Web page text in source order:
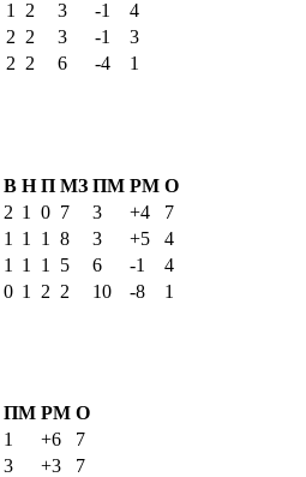
1 2 3 -1
4
2 2 3 -1
3
2 2 6 -4
1
В Н П МЗ ПМ РМ О
2 1 0 7 3 +4
7
1 1 1 8 3 +5
4
1 1 1 5 6 -1
4
0 1 2 2 10 -8
1
ПМ РМ О
1 +6
7
3 +3
7